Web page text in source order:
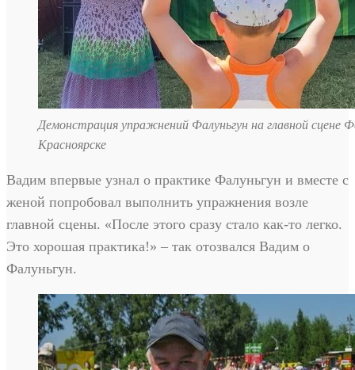
Демонстрация упражнений Фалуньгун на главной сцене
Красноярске
Вадим впервые узнал о практике Фалуньгун и вместе с
женой попробовал выполнить упражнения возле
главной сцены. «После этого сразу стало как-то легко.
Это хорошая практика!» – так отозвался Вадим о
Фалуньгун.